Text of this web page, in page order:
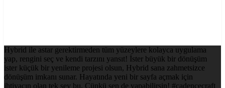
Hybrid ile astar gerektirmeden tüm yüzeylere kolayca uygulama
yap, rengini seç ve kendi tarzını yansıt! İster büyük bir dönüşüm
ister küçük bir yenileme projesi olsun, Hybrid sana zahmetsizce
dönüşüm imkanı sunar. Hayatında yeni bir sayfa açmak için
ihtiyacın olan tek şey bu. Çünkü sen de yapabilirsin! #cadencecraft